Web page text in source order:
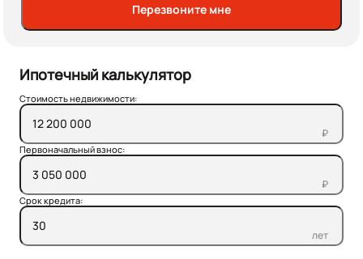
Перезвоните мне
Ипотечный калькулятор
Стоимость недвижимости:
₽
Первоначальный взнос:
₽
Срок кредита:
лет